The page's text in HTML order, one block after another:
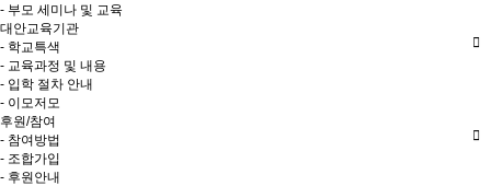
- 부모 세미나 및 교육
대안교육기관
- 학교특색
- 교육과정 및 내용
- 입학 절차 안내
- 이모저모
후원/참여
- 참여방법
- 조합가입
- 후원안내